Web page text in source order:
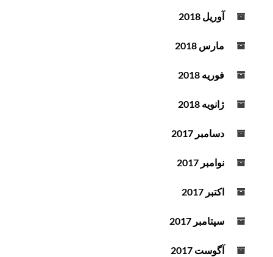
آوریل 2018
مارس 2018
فوریه 2018
ژانویه 2018
دسامبر 2017
نوامبر 2017
اکتبر 2017
سپتامبر 2017
آگوست 2017